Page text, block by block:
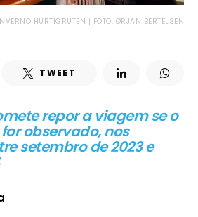
HURTIGRUTEN | FOTO: ØRJAN BERTELSEN
TWEET
repor a viagem se o
observado, nos
setembro de 2023 e